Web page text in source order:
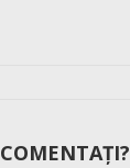
COMENTAȚI?